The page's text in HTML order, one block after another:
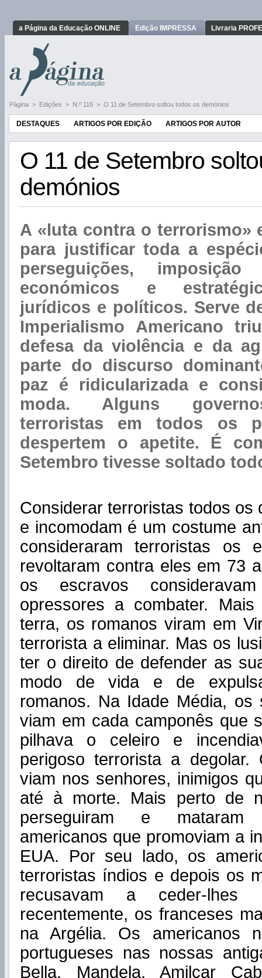
a Página da Educação ONLINE Edição IMPRESSA Livraria
Página > Edições > N.º 116 > O 11 de Setembro soltou todos os demónios
DESTAQUES ARTIGOS POR EDIÇÃO ARTIGOS POR AUTOR
O 11 de Setembro
demónios
A «luta contra o terrorismo»
para justificar toda a
perseguições,
económicos e
jurídicos e políticos. Serve
Imperialismo Americano
defesa da violência e da
parte do discurso
paz é ridicularizada e
moda. Alguns
terroristas em todos os
despertem o apetite. É
Setembro tivesse soltado
Considerar terroristas todos os
e incomodam é um costume
consideraram terroristas os
revoltaram contra eles em 73
os escravos
opressores a combater.
terra, os romanos viram em
terrorista a eliminar. Mas os
ter o direito de defender as
modo de vida e de
romanos. Na Idade Média, os
viam em cada camponês que
pilhava o celeiro e
perigoso terrorista a degolar.
viam nos senhores, inimigos
até à morte. Mais perto de
perseguiram e
americanos que promoviam a
EUA. Por seu lado, os
terroristas índios e depois os
recusavam a ceder-
recentemente, os franceses
na Argélia. Os americanos
portugueses nas nossas
Bella, Mandela, Amilcar